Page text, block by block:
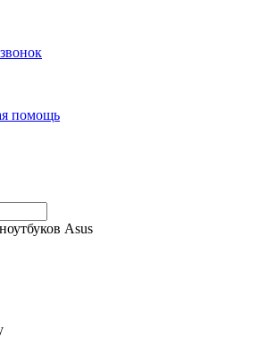
помощь
Asus